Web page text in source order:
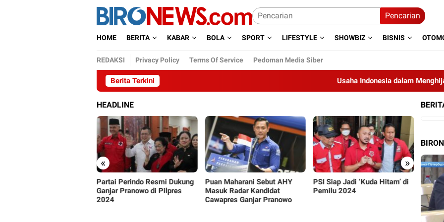
Pencarian
HOME BERITA KABAR BOLA SPORT LIFESTYLE SHOWBIZ BISNIS
REDAKSI Privacy Policy Terms Of Service Pedoman Media Siber
Berita Terkini Usaha Indonesia dalam Menghijaukan
HEADLINE
« »
Puan Maharani Sebut AHY
Masuk Radar Kandidat
Cawapres Ganjar Pranowo
PSI Siap Jadi ‘Kuda Hitam’ di
Pemilu 2024
Gegara Nyaleg di Dua Partai,
Aldi Taher Trending di Twitter
PPP
Ganjar